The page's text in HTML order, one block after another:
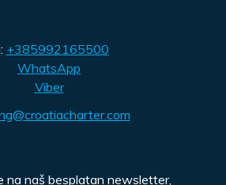
+385992165500
WhatsApp
Viber
na naš besplatan newsletter,